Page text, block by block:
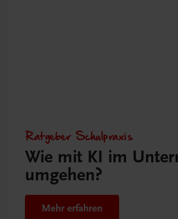
Ratgeber Schulpraxis
Wie mit KI im
umgehen?
Mehr erfahren